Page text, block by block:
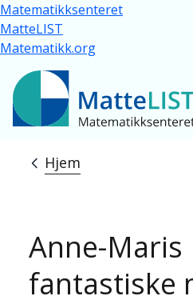
Hopp til hovedinnhold
Matematikksenteret
MatteLIST
Matematikk.org
Hjem
Anne-Maris
fantastiske